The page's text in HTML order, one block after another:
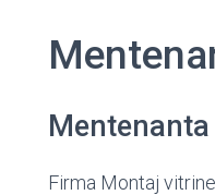
Firma Montaj